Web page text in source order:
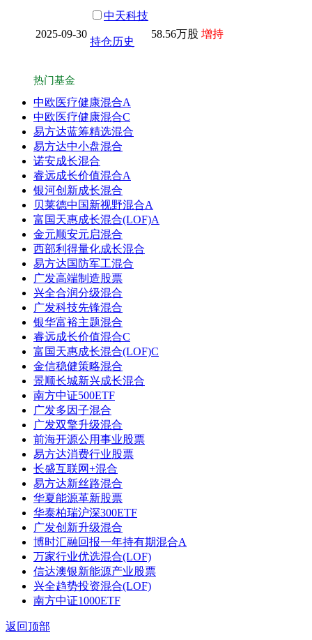
2025-09-30
中天科技
持仓历史
58.56万股 增持
热门基金
中欧医疗健康混合A
中欧医疗健康混合C
易方达蓝筹精选混合
易方达中小盘混合
诺安成长混合
睿远成长价值混合A
银河创新成长混合
贝莱德中国新视野混合A
富国天惠成长混合(LOF)A
金元顺安元启混合
西部利得量化成长混合
易方达国防军工混合
广发高端制造股票
兴全合润分级混合
广发科技先锋混合
银华富裕主题混合
睿远成长价值混合C
富国天惠成长混合(LOF)C
金信稳健策略混合
景顺长城新兴成长混合
南方中证500ETF
广发多因子混合
广发双擎升级混合
前海开源公用事业股票
易方达消费行业股票
长盛互联网+混合
易方达新丝路混合
华夏能源革新股票
华泰柏瑞沪深300ETF
广发创新升级混合
博时汇融回报一年持有期混合A
万家行业优选混合(LOF)
信达澳银新能源产业股票
兴全趋势投资混合(LOF)
南方中证1000ETF
返回顶部